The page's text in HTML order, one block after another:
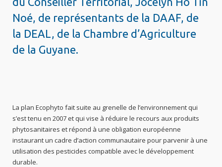
Noé, de représentants de la DAAF, de
la DEAL, de la Chambre d’Agriculture
de la Guyane.
La plan Ecophyto fait suite au grenelle de l’environnement qui
s’est tenu en 2007 et qui vise à réduire le recours aux produits
phytosanitaires et répond à une obligation européenne
instaurant un cadre d’action communautaire pour parvenir à une
utilisation des pesticides compatible avec le développement
durable.